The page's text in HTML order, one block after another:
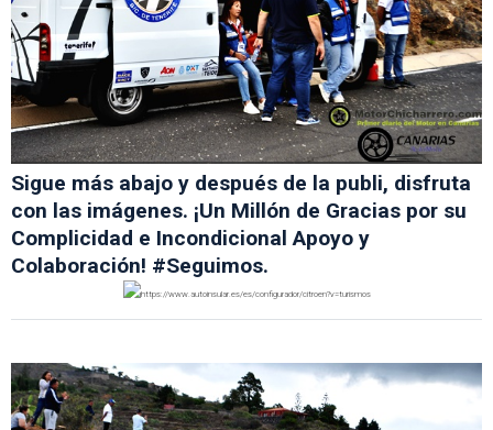
Sigue más abajo y después de la publi, disfruta
con las imágenes. ¡Un Millón de Gracias por su
Complicidad e Incondicional Apoyo y
Colaboración! #Seguimos.